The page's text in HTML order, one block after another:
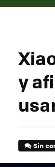
y
Sin